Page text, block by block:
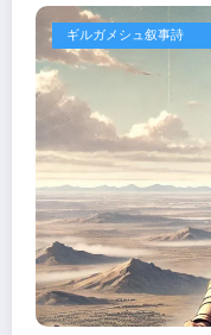
ギルガメシュ叙事詩